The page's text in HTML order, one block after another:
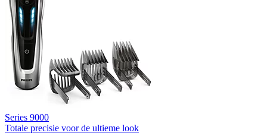
Series 9000
Totale precisie voor de ultieme look